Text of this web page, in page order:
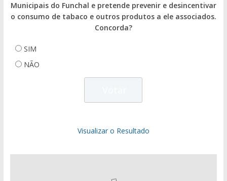
Municipais do Funchal e pretende prevenir e desincentivar
o consumo de tabaco e outros produtos a ele associados.
Concorda?
SIM
NÃO
Visualizar o Resultado